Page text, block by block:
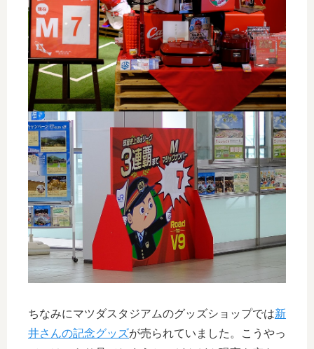
ちなみにマツダスタジアムのグッズショップでは新
井さんの記念グッズが売られていました。こうやっ